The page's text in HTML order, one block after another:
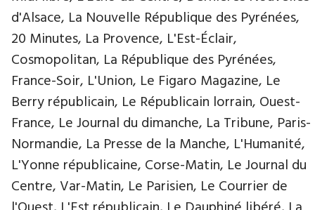
d'Alsace, La Nouvelle République des Pyrénées,
20 Minutes, La Provence, L'Est-Éclair,
Cosmopolitan, La République des Pyrénées,
France-Soir, L'Union, Le Figaro Magazine, Le
Berry républicain, Le Républicain lorrain, Ouest-
France, Le Journal du dimanche, La Tribune, Paris-
Normandie, La Presse de la Manche, L'Humanité,
L'Yonne républicaine, Corse-Matin, Le Journal du
Centre, Var-Matin, Le Parisien, Le Courrier de